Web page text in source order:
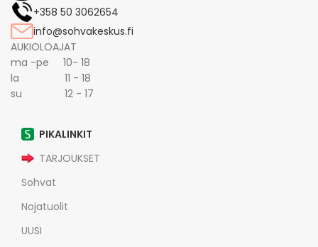
+358 50 3062654
info@sohvakeskus.fi
AUKIOLOAJAT
ma -pe 10- 18
la 11 - 18
su 12 - 17
PIKALINKIT
TARJOUKSET
Sohvat
Nojatuolit
UUSI